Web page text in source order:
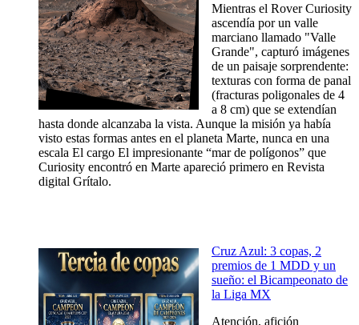
Mientras el Rover Curiosity
ascendía por un valle
marciano llamado "Valle
Grande", capturó imágenes
de un paisaje sorprendente:
texturas con forma de panal
(fracturas poligonales de 4
a 8 cm) que se extendían
hasta donde alcanzaba la vista. Aunque la misión ya había
visto estas formas antes en el planeta Marte, nunca en una
escala El cargo El impresionante “mar de polígonos” que
Curiosity encontró en Marte apareció primero en Revista
digital Grítalo.
Cruz Azul: 3 copas, 2
premios de 1 MDD y un
sueño: el Bicampeonato de
la Liga MX
Atención, afición